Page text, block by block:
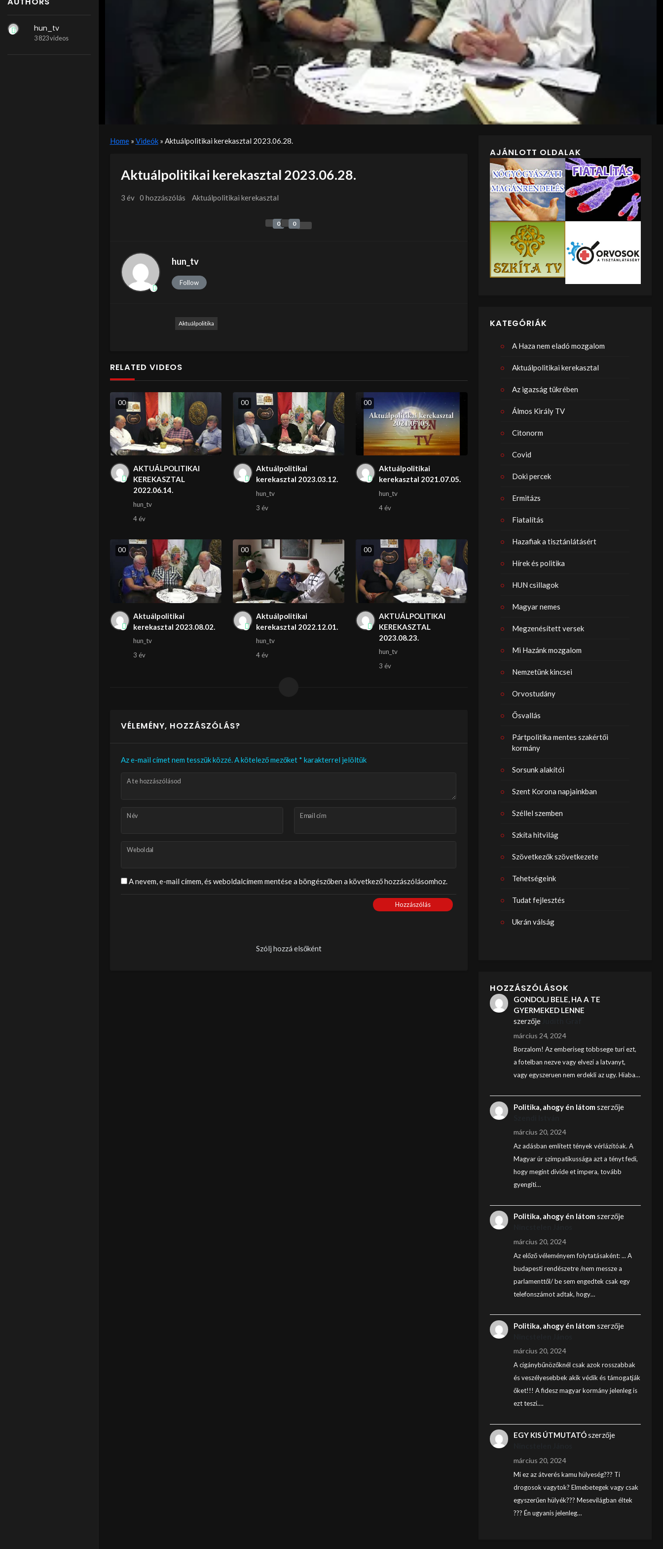
hun_tv
3 823 videos
Home» Videók» Aktuálpolitikai kerekasztal 2023.06.28.
Aktuálpolitikai kerekasztal 2023.06.28.
3 év 0 hozzászólás Aktuálpolitikai kerekasztal
0 0
hun_tv
Follow
Aktuálpolitika
RELATED VIDEOS
00
AKTUÁLPOLITIKAI
KEREKASZTAL
2022.06.14.
hun_tv
4 év
00
Aktuálpolitikai
kerekasztal 2023.03.12.
hun_tv
3 év
00
Aktuálpolitikai
kerekasztal 2021.07.05.
hun_tv
4 év
00
Aktuálpolitikai
kerekasztal 2023.08.02.
hun_tv
3 év
00
Aktuálpolitikai
kerekasztal 2022.12.01.
hun_tv
4 év
00
AKTUÁLPOLITIKAI
KEREKASZTAL
2023.08.23.
hun_tv
3 év
VÉLEMÉNY, HOZZÁSZÓLÁS?
Az e-mail címet nem tesszük közzé.A kötelező mezőket * karakterrel jelöltük
A te hozzászólásod
Név Email cím
Weboldal
A nevem, e-mail címem, és weboldalcímem mentése a böngészőben a következő hozzászólásomhoz.
Hozzászólás
Szólj hozzá elsőként
AJÁNLOTT OLDALAK
KATEGÓRIÁK
A Haza nem eladó mozgalom
Aktuálpolitikai kerekasztal
Az igazság tükrében
Álmos Király TV
Citonorm
Covid
Doki percek
Ermitázs
Fiatalítás
Hazafiak a tisztánlátásért
Hírek és politika
HUN csillagok
Magyar nemes
Megzenésített versek
Mi Hazánk mozgalom
Nemzetünk kincsei
Orvostudány
Ősvallás
Pártpolitika mentes szakértői
kormány
Sorsunk alakítói
Szent Korona napjainkban
Széllel szemben
Szkíta hitvilág
Szövetkezők szövetkezete
Tehetségeink
Tudat fejlesztés
Ukrán válság
HOZZÁSZÓLÁSOK
GONDOLJ BELE, HA A TE
GYERMEKED LENNE
szerzője
március 24, 2024
Borzalom! Az emberiseg tobbsege turi ezt,
a fotelban nezve vagy elvezi a latvanyt,
vagy egyszeruen nem erdekli az ugy. Hiaba…
Politika, ahogy én látom szerzője
március 20, 2024
Az adásban említett tények vérlázítóak. A
Magyar úr szimpatikussága azt a tényt fedi,
hogy megint divide et impera, tovább
gyengíti…
Politika, ahogy én látom szerzője
március 20, 2024
Az előző véleményem folytatásaként: ... A
budapesti rendészetre /nem messze a
parlamenttől/ be sem engedtek csak egy
telefonszámot adtak, hogy…
Politika, ahogy én látom szerzője
március 20, 2024
A cigánybűnözőknél csak azok rosszabbak
és veszélyesebbek akik védik és támogatják
őket!!! A fidesz magyar kormány jelenleg is
ezt teszi.…
EGY KIS ÚTMUTATÓszerzője
március 20, 2024
Mi ez az átverés kamu hülyeség??? Ti
drogosok vagytok? Elmebetegek vagy csak
egyszerűen hülyék??? Mesevilágban éltek
??? Én ugyanis jelenleg…